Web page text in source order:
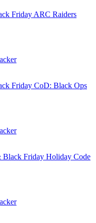
Friday ARC Raiders
Friday CoD: Black Ops
Friday Holiday Code